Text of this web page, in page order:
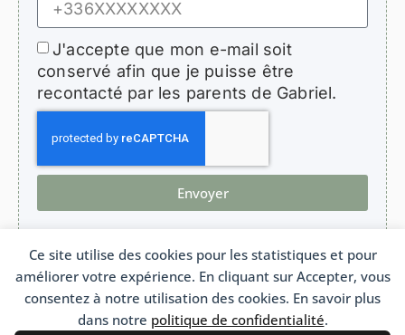
Ce site utilise des cookies pour les statistiques et pour
améliorer votre expérience. En cliquant sur Accepter, vous
consentez à notre utilisation des cookies. En savoir plus
dans notre politique de confidentialité.
J'accepte que mon e-mail soit
conservé afin que je puisse être
recontacté par les parents de Gabriel.
Envoyer
HopeForGabriel.com
Association de soutien aux enfants atteints de bronchiolite oblitérante
Association Loi 1901 n°W692011975 France